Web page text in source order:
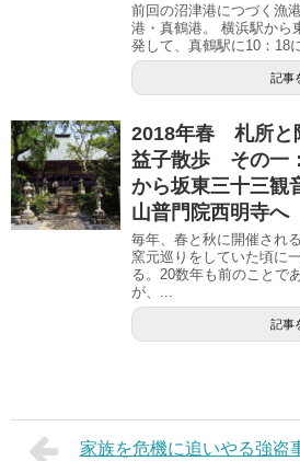
前回の沼津港につづく漁
港・真鶴港。 横浜駅から
発して、真鶴駅に10：18
記事
2018年春 札所と
益子散歩 その一
から坂東三十三観
山普門院西明寺へ
毎年、春と秋に開催され
窯元巡りをしていた頃に
る。20数年も前のことで
が、...
記事
家族を危機に追いやる強盗